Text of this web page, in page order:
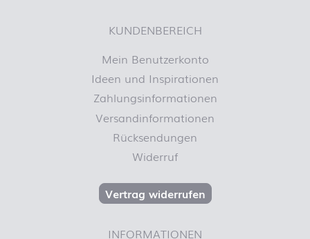
KUNDENBEREICH
Mein Benutzerkonto
Ideen und Inspirationen
Zahlungsinformationen
Versandinformationen
Rücksendungen
Widerruf
Vertrag widerrufen
INFORMATIONEN